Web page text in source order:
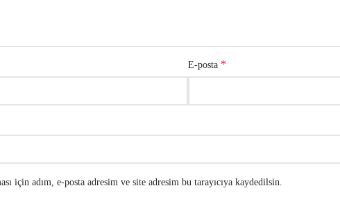
E-posta *
için adım, e-posta adresim ve site adresim bu tarayıcıya kaydedilsin.